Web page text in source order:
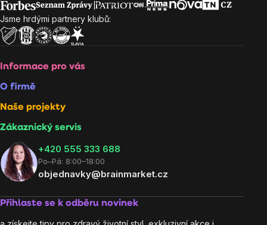
Jsme hrdými partnery klubů:
Informace pro vás
O firmě
Naše projekty
Zákaznický servis
‭+420 555 333 688
Po–Pá: 8:00–18:00
objednavky@brainmarket.cz
Přihlaste se k odběru novinek